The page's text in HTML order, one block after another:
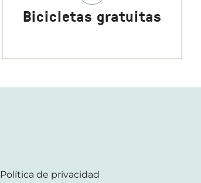
Bicicletas gratuitas
Política de privacidad